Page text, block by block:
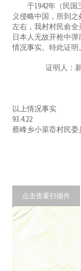
于1942年（民国
义侵略中国，所到
左右，我村村民俞
日本人无故开枪中
情况事实。特此证明。
证明人：
以上情况事实
93.4.22
蔡峰乡小菜岙村民委